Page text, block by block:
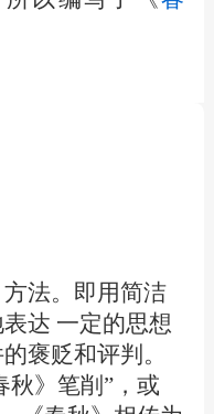
法。即用简洁
达 一定的思想
褒贬和评判。
秋》笔削”，或